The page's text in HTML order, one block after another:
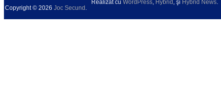
Copyright © 2026 Joc Secund .
Realizat cu WordPress, Hybrid , şi Hybrid News.